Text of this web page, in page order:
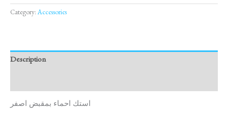
Category:Accessories
Description
استك احماء بمقبض اصفر